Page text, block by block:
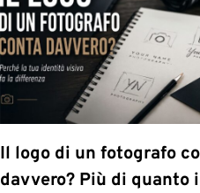
Il logo di un fotografo
davvero? Più di quanto